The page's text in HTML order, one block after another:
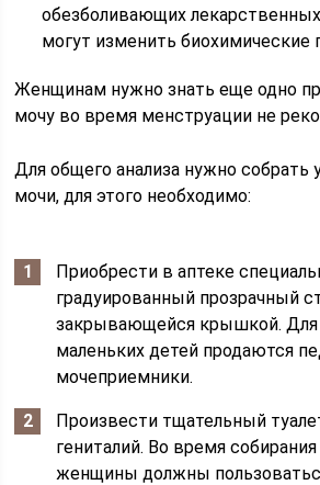
обезболивающих
могут изменить биохимические
Женщинам нужно знать еще одно
мочу во время менструации не
Для общего анализа нужно
мочи, для этого необходимо:
Приобрести в аптеке
градуированный прозрачный
закрывающейся крышкой. Для
маленьких детей продаются
мочеприемники.
Произвести тщательный
гениталий. Во время
женщины должны